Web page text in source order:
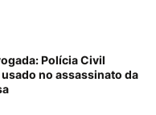
Polícia Civil
no assassinato da